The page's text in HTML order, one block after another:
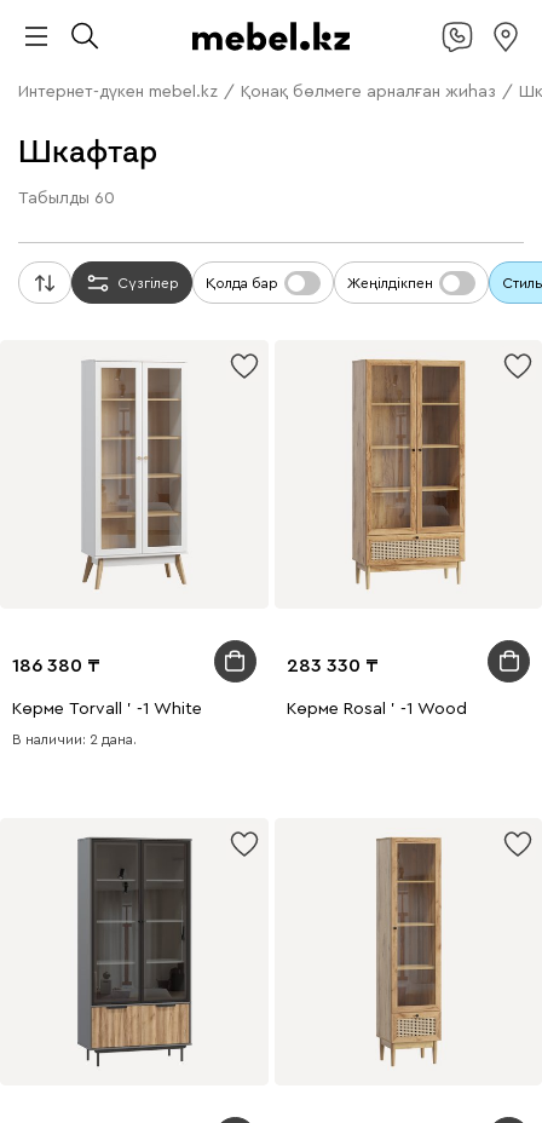
Интернет-дүкен mebel.kz / Қонақ бөлмеге арналған жиһаз /
Шкафтар
Табылды 60
Сүзгілер Қолда бар Жеңілдікпен
186 380
Көрме Torvall ' -1 White
В наличии: 2 дана.
283 330
Көрме Rosal ' -1 Wood